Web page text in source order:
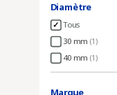
Diamètre
Tous
30 mm (1)
40 mm (1)
Marque